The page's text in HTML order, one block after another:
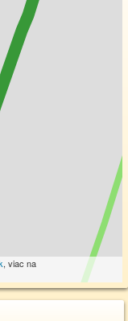
, viac na